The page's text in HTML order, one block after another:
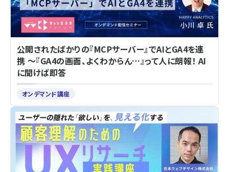
公開されたばかりの『MCPサーバー』でAIとGA4を連
携 ～『GA4の画面、よくわからん…』って人に朗報！ AI
に聞けば即答
オンデマンド講座